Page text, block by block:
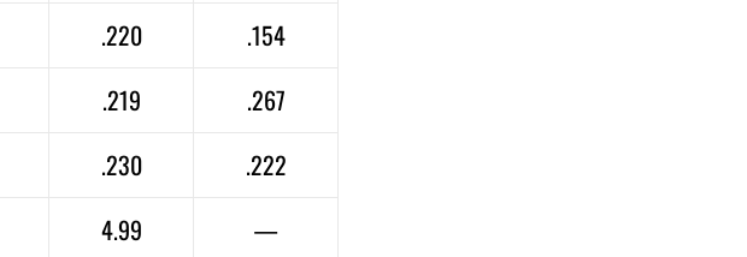
.220
.154
.219
.267
.230
.222
4.99 —